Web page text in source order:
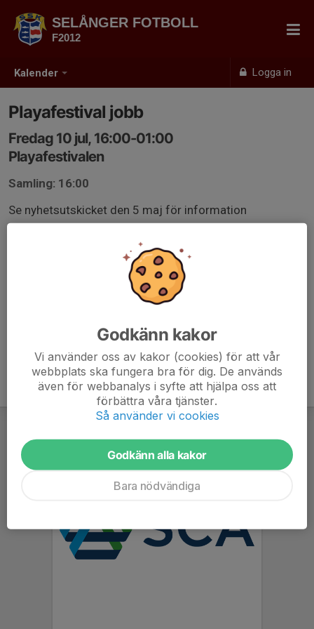
Kalender Logga in
SELÅNGER FOTBOLL
F2012
Playafestival jobb
Fredag 10 jul, 16:00-01:00
Playafestivalen
Samling: 16:00
Se nyhetsutskicket den 5 maj för information
Godkänn kakor
Vi använder oss av kakor (cookies) för att vår
webbplats ska fungera bra för dig. De används
även för webbanalys i syfte att hjälpa oss att
förbättra våra tjänster.
Så använder vi cookies
Godkänn alla kakor
Bara nödvändiga